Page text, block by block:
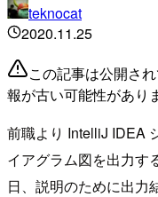
teknocat
2020.11.25
この記事は公開さ
報が古い可能性があり
前職より IntelliJ IDEA
イアグラム図を出力す
日、説明のために出力